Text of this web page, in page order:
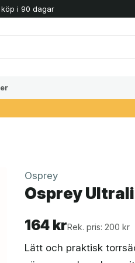
i 90 dagar
Osprey
Osprey
164 krRek. pris: 200 kr
Lätt och praktisk